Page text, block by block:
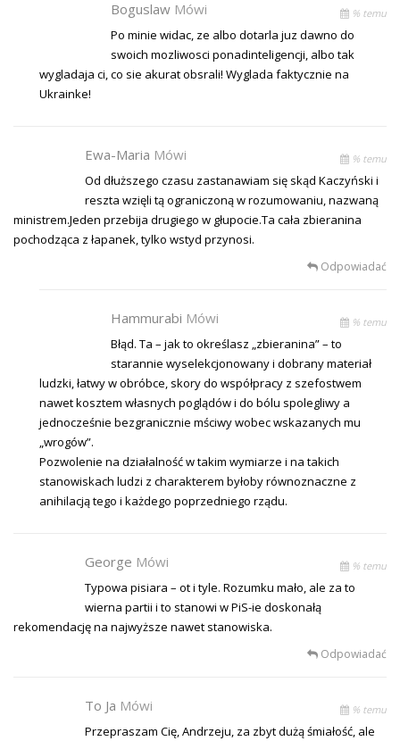
Boguslaw Mówi % temu
Po minie widac, ze albo dotarla juz dawno do
swoich mozliwosci ponadinteligencji, albo tak
wygladaja ci, co sie akurat obsrali! Wyglada faktycznie na
Ukrainke!
Ewa-Maria Mówi % temu
Od dłuższego czasu zastanawiam się skąd Kaczyński i
reszta wzięli tą ograniczoną w rozumowaniu, nazwaną
ministrem.Jeden przebija drugiego w głupocie.Ta cała zbieranina
pochodząca z łapanek, tylko wstyd przynosi.
Odpowiadać
Hammurabi Mówi % temu
Błąd. Ta – jak to określasz „zbieranina” – to
starannie wyselekcjonowany i dobrany materiał
ludzki, łatwy w obróbce, skory do współpracy z szefostwem
nawet kosztem własnych poglądów i do bólu spolegliwy a
jednocześnie bezgranicznie mściwy wobec wskazanych mu
„wrogów”.
Pozwolenie na działalność w takim wymiarze i na takich
stanowiskach ludzi z charakterem byłoby równoznaczne z
anihilacją tego i każdego poprzedniego rządu.
George Mówi % temu
Typowa pisiara – ot i tyle. Rozumku mało, ale za to
wierna partii i to stanowi w PiS-ie doskonałą
rekomendację na najwyższe nawet stanowiska.
Odpowiadać
To Ja Mówi % temu
Przepraszam Cię, Andrzeju, za zbyt dużą śmiałość, ale